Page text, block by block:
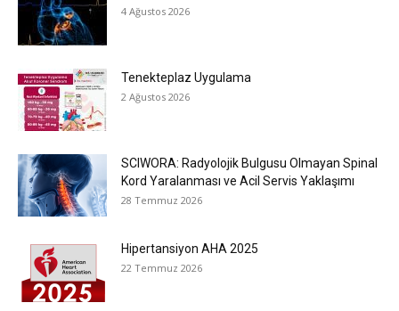
4 Ağustos 2026
Tenekteplaz Uygulama
2 Ağustos 2026
SCIWORA: Radyolojik Bulgusu Olmayan Spinal
Kord Yaralanması ve Acil Servis Yaklaşımı
28 Temmuz 2026
Hipertansiyon AHA 2025
22 Temmuz 2026